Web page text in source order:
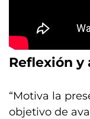
Reflexión y
“Motiva la
objetivo de